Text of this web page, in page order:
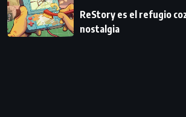
ReStory es el refugio
nostalgia